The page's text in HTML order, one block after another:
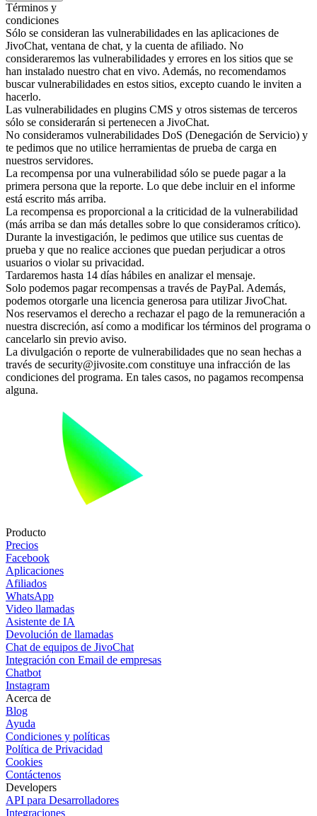
Términos y
condiciones
Sólo se consideran las vulnerabilidades en las aplicaciones de
JivoChat, ventana de chat, y la cuenta de afiliado. No
consideraremos las vulnerabilidades y errores en los sitios que se
han instalado nuestro chat en vivo. Además, no recomendamos
buscar vulnerabilidades en estos sitios, excepto cuando le inviten a
hacerlo.
Las vulnerabilidades en plugins CMS y otros sistemas de terceros
sólo se considerarán si pertenecen a JivoChat.
No consideramos vulnerabilidades DoS (Denegación de Servicio) y
te pedimos que no utilice herramientas de prueba de carga en
nuestros servidores.
La recompensa por una vulnerabilidad sólo se puede pagar a la
primera persona que la reporte. Lo que debe incluir en el informe
está escrito más arriba.
La recompensa es proporcional a la criticidad de la vulnerabilidad
(más arriba se dan más detalles sobre lo que consideramos crítico).
Durante la investigación, le pedimos que utilice sus cuentas de
prueba y que no realice acciones que puedan perjudicar a otros
usuarios o violar su privacidad.
Tardaremos hasta 14 días hábiles en analizar el mensaje.
Solo podemos pagar recompensas a través de PayPal. Además,
podemos otorgarle una licencia generosa para utilizar JivoChat.
Nos reservamos el derecho a rechazar el pago de la remuneración a
nuestra discreción, así como a modificar los términos del programa o
cancelarlo sin previo aviso.
La divulgación o reporte de vulnerabilidades que no sean hechas a
través de security@jivosite.com constituye una infracción de las
condiciones del programa. En tales casos, no pagamos recompensa
alguna.
Producto
Precios
Facebook
Aplicaciones
Afiliados
WhatsApp
Video llamadas
Asistente de IA
Devolución de llamadas
Chat de equipos de JivoChat
Integración con Email de empresas
Chatbot
Instagram
Acerca de
Blog
Ayuda
Condiciones y políticas
Política de Privacidad
Cookies
Contáctenos
Developers
API para Desarrolladores
Integraciones